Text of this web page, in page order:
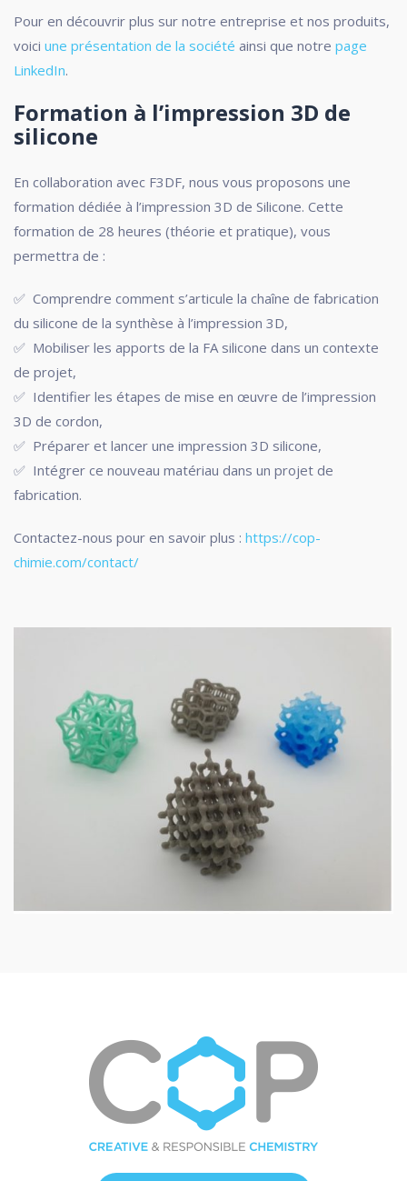
Pour en découvrir plus sur notre entreprise et nos produits,
voici une présentation de la société ainsi que notre page
LinkedIn.
Formation à l’impression 3D de
silicone
En collaboration avec F3DF, nous vous proposons une
formation dédiée à l’impression 3D de Silicone. Cette
formation de 28 heures (théorie et pratique), vous
permettra de :
✅ Comprendre comment s’articule la chaîne de fabrication
du silicone de la synthèse à l’impression 3D,
✅ Mobiliser les apports de la FA silicone dans un contexte
de projet,
✅ Identifier les étapes de mise en œuvre de l’impression
3D de cordon,
✅ Préparer et lancer une impression 3D silicone,
✅ Intégrer ce nouveau matériau dans un projet de
fabrication.
Contactez-nous pour en savoir plus : https://cop-
chimie.com/contact/